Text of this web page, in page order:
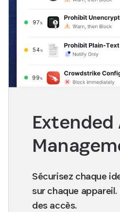
Extended
Sécurisez chaque
sur chaque
des accès.